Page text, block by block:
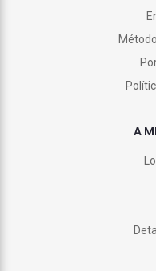
A